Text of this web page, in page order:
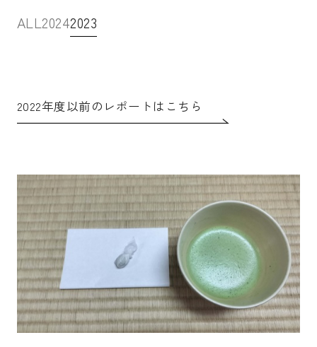
企業の皆さま
学校法人日本女子大学
附属豊明幼稚園
附属豊明小学校
附属中学校
附属高等学校
日本女子大学通信教育課程
附属機関等
ALL 20242023
2022年度以前のレポートはこちら